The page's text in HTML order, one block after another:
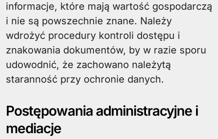
informacje, które mają wartość gospodarczą
i nie są powszechnie znane. Należy
wdrożyć procedury kontroli dostępu i
znakowania dokumentów, by w razie sporu
udowodnić, że zachowano należytą
staranność przy ochronie danych.
Postępowania administracyjne i
mediacje